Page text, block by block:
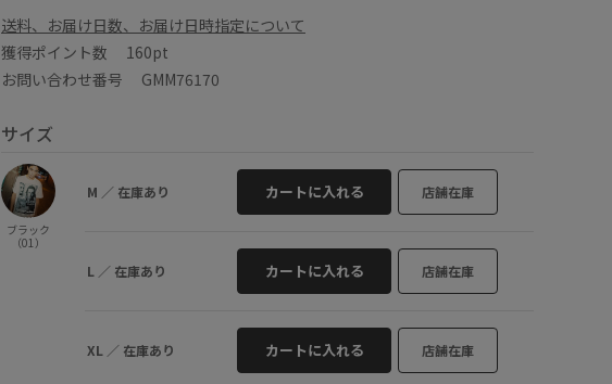
送料、お届け日数、お届け日時指定について
獲得ポイント数 160pt
お問い合わせ番号 GMM76170
サイズ
ブラック
（01）
M ／ 在庫あり カートに入れる 店舗在庫
L ／ 在庫あり カートに入れる 店舗在庫
XL ／ 在庫あり カートに入れる 店舗在庫